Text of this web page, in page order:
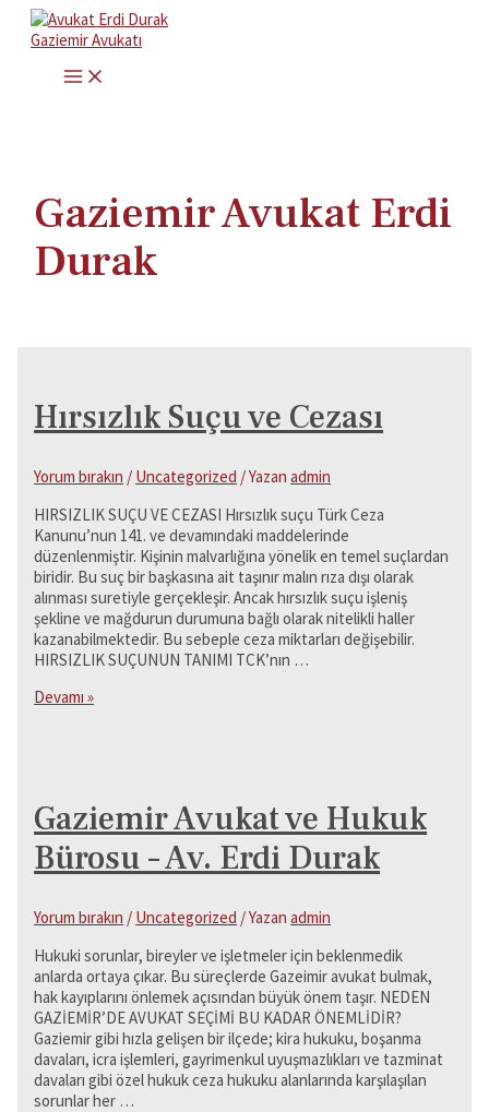
İçeriğe
atla
MAIN
MENU
Gaziemir Avukat Erdi
Durak
Hırsızlık Suçu ve Cezası
Yorum bırakın / Uncategorized / Yazan admin
HIRSIZLIK SUÇU VE CEZASI Hırsızlık suçu Türk Ceza
Kanunu’nun 141. ve devamındaki maddelerinde
düzenlenmiştir. Kişinin malvarlığına yönelik en temel suçlardan
biridir. Bu suç bir başkasına ait taşınır malın rıza dışı olarak
alınması suretiyle gerçekleşir. Ancak hırsızlık suçu işleniş
şekline ve mağdurun durumuna bağlı olarak nitelikli haller
kazanabilmektedir. Bu sebeple ceza miktarları değişebilir.
HIRSIZLIK SUÇUNUN TANIMI TCK’nın …
Hırsızlık
Devamı »
Gaziemir Avukat ve Hukuk
Bürosu – Av. Erdi Durak
Yorum bırakın / Uncategorized / Yazan admin
Hukuki sorunlar, bireyler ve işletmeler için beklenmedik
anlarda ortaya çıkar. Bu süreçlerde Gazeimir avukat bulmak,
hak kayıplarını önlemek açısından büyük önem taşır. NEDEN
GAZİEMİR’DE AVUKAT SEÇİMİ BU KADAR ÖNEMLİDİR?
Gaziemir gibi hızla gelişen bir ilçede; kira hukuku, boşanma
davaları, icra işlemleri, gayrimenkul uyuşmazlıkları ve tazminat
davaları gibi özel hukuk ceza hukuku alanlarında karşılaşılan
sorunlar her …